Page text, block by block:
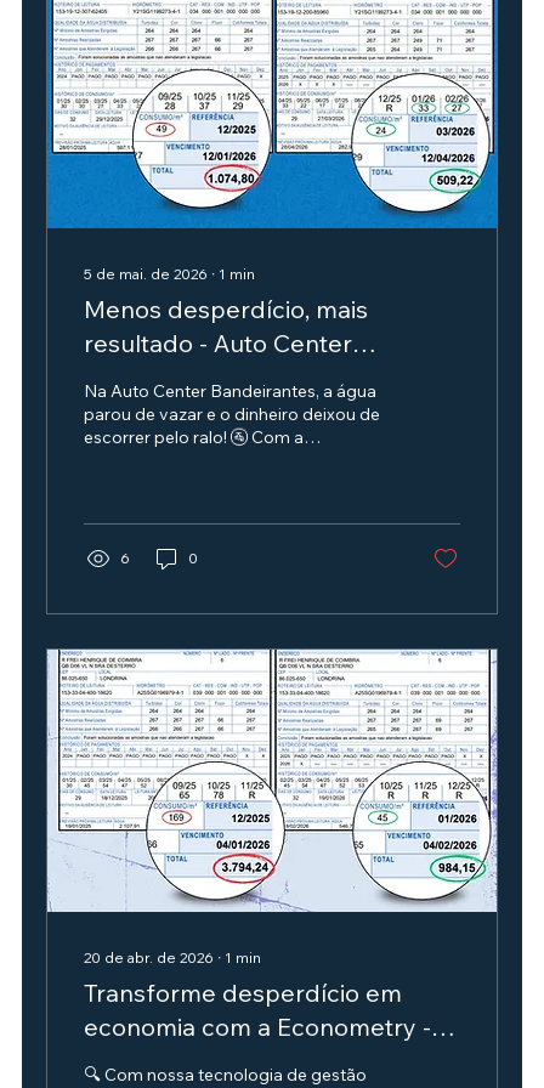
5 de mai. de 2026 ∙ 1 min
Menos desperdício, mais
resultado - Auto Center
Bandeirantes
Na Auto Center Bandeirantes, a água
parou de vazar e o dinheiro deixou de
escorrer pelo ralo! 🚰 Com a
ou seja, 52,6% a menos na fatura.
Eficiência que se traduz em números e
sustentabilidade que se sente no bolso!
6 0
20 de abr. de 2026 ∙ 1 min
Transforme desperdício em
economia com a Econometry -
Ferro Velho
🔍 Com nossa tecnologia de gestão